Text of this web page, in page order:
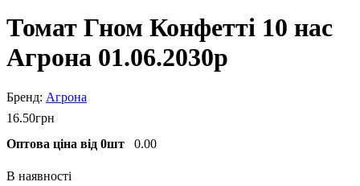
Томат Гном Конфетті 10 нас
Агрона 01.06.2030р
Агрона
16.50грн
Оптова ціна від 0шт
0.00
В наявності